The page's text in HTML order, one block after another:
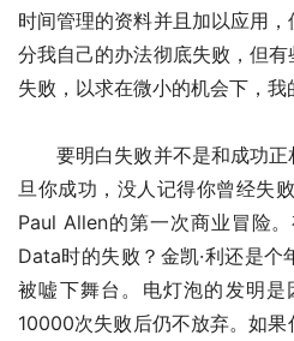
时间管理的资料并且加以应用
分我自己的办法彻底失败，但
失败，以求在微小的机会下，我
要明白失败并不是和成功正
旦你成功，没人记得你曾经失
Paul Allen的第一次商业冒险
Data时的失败？金凯·利还是个
被嘘下舞台。电灯泡的发明是
10000次失败后仍不放弃。如